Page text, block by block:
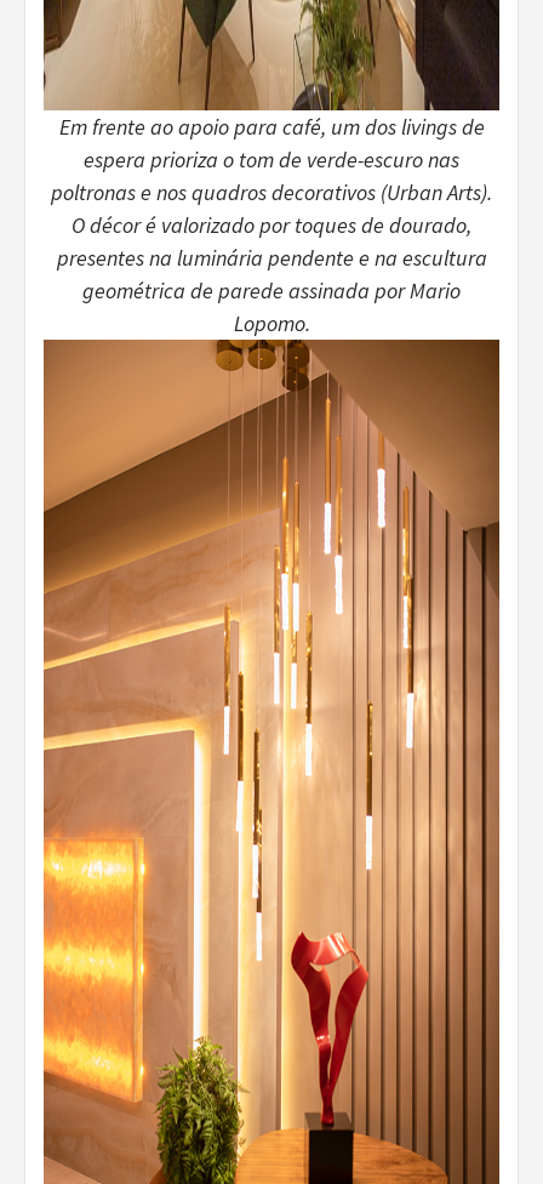
Em frente ao apoio para café, um dos livings de
espera prioriza o tom de verde-escuro nas
poltronas e nos quadros decorativos (Urban Arts).
O décor é valorizado por toques de dourado,
presentes na luminária pendente e na escultura
geométrica de parede assinada por Mario
Lopomo.